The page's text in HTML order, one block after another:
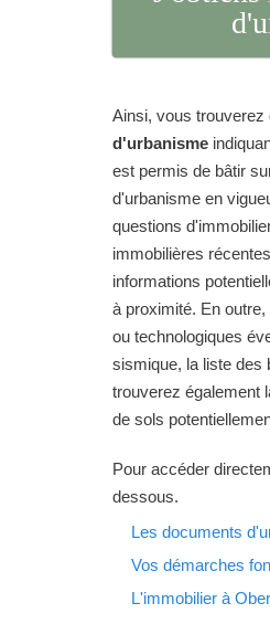
Ainsi, vous trouverez
d'urbanisme
est permis de bâtir
d'urbanisme en
questions
immobilières
informations
à proximité. En
ou technologiques
sismique, la liste des
trouverez également
de sols
Pour accéder
dessous.
Les documents
Vos démarches
L'immobilier à